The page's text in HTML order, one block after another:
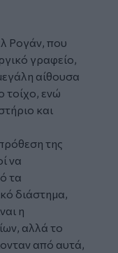
Ρογάν, που
γραφείο,
αίθουσα
τοίχο, ενώ
και
της
να
τα
διάστημα,
η
αλλά το
από αυτά,